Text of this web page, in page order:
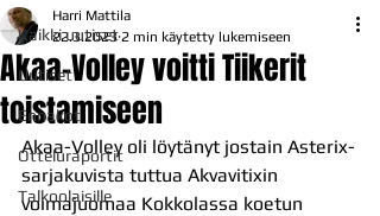
Kaikki uutiset
Uutiset
Ennakot
Otteluraportit
Talkoolaisille
Akaa-Volley voitti Tiikerit
toistamiseen
Harri Mattila
22.3.2023 2 min käytetty lukemiseen
Akaa-Volley oli löytänyt jostain Asterix-
sarjakuvista tuttua Akvavitixin
voimajuomaa Kokkolassa koetun